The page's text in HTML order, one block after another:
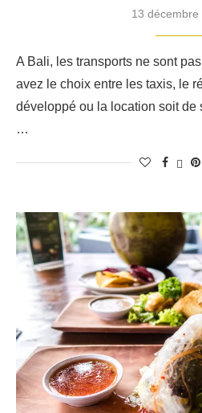
13 décembre
A Bali, les transports ne sont
avez le choix entre les taxis, le
développé ou la location soit de
…